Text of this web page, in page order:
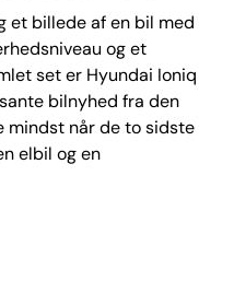
et billede af en bil med
og et
set er Hyundai Ioniq
bilnyhed fra den
mindst når de to sidste
elbil og en